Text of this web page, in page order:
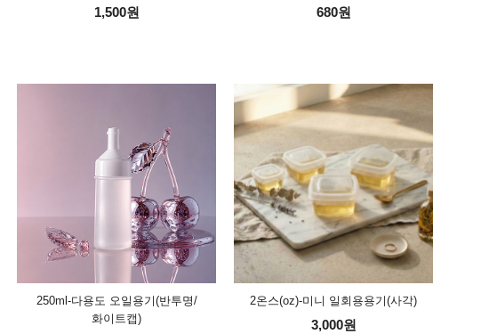
1,500원 680원
250ml-다용도 오일용기(반투명/
화이트캡)
2온스(oz)-미니 일회용용기(사각)
3,000원